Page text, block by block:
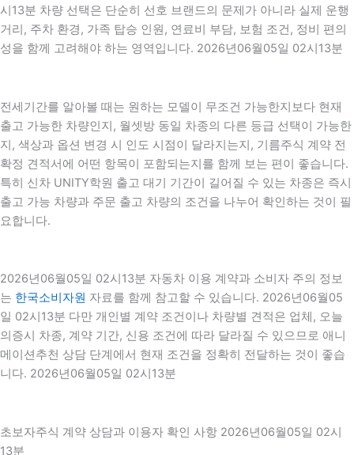
시13분 차량 선택은 단순히 선호 브랜드의 문제가 아니라 실제 운행
거리, 주차 환경, 가족 탑승 인원, 연료비 부담, 보험 조건, 정비 편의
성을 함께 고려해야 하는 영역입니다. 2026년06월05일 02시13분
전세기간를 알아볼 때는 원하는 모델이 무조건 가능한지보다 현재
출고 가능한 차량인지, 월셋방 동일 차종의 다른 등급 선택이 가능한
지, 색상과 옵션 변경 시 인도 시점이 달라지는지, 기름주식 계약 전
확정 견적서에 어떤 항목이 포함되는지를 함께 보는 편이 좋습니다.
특히 신차 UNITY학원 출고 대기 기간이 길어질 수 있는 차종은 즉시
출고 가능 차량과 주문 출고 차량의 조건을 나누어 확인하는 것이 필
요합니다.
2026년06월05일 02시13분 자동차 이용 계약과 소비자 주의 정보
는 한국소비자원 자료를 함께 참고할 수 있습니다. 2026년06월05
일 02시13분 다만 개인별 계약 조건이나 차량별 견적은 업체, 오늘
의증시 차종, 계약 기간, 신용 조건에 따라 달라질 수 있으므로 애니
메이션추천 상담 단계에서 현재 조건을 정확히 전달하는 것이 좋습
니다. 2026년06월05일 02시13분
초보자주식 계약 상담과 이용자 확인 사항 2026년06월05일 02시
13분